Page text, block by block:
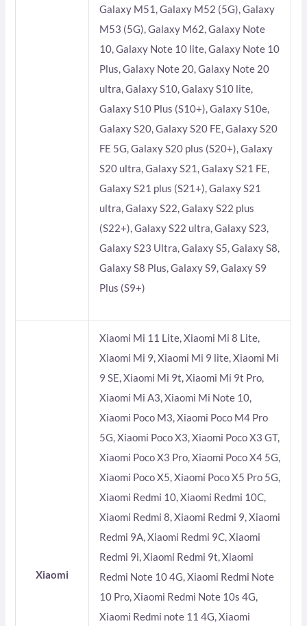
Galaxy M51, Galaxy M52 (5G), Galaxy
M53 (5G), Galaxy M62, Galaxy Note
10, Galaxy Note 10 lite, Galaxy Note 10
Plus, Galaxy Note 20, Galaxy Note 20
ultra, Galaxy S10, Galaxy S10 lite,
Galaxy S10 Plus (S10+), Galaxy S10e,
Galaxy S20, Galaxy S20 FE, Galaxy S20
FE 5G, Galaxy S20 plus (S20+), Galaxy
S20 ultra, Galaxy S21, Galaxy S21 FE,
Galaxy S21 plus (S21+), Galaxy S21
ultra, Galaxy S22, Galaxy S22 plus
(S22+), Galaxy S22 ultra, Galaxy S23,
Galaxy S23 Ultra, Galaxy S5, Galaxy S8,
Galaxy S8 Plus, Galaxy S9, Galaxy S9
Plus (S9+)
Xiaomi
Xiaomi Mi 11 Lite, Xiaomi Mi 8 Lite,
Xiaomi Mi 9, Xiaomi Mi 9 lite, Xiaomi Mi
9 SE, Xiaomi Mi 9t, Xiaomi Mi 9t Pro,
Xiaomi Mi A3, Xiaomi Mi Note 10,
Xiaomi Poco M3, Xiaomi Poco M4 Pro
5G, Xiaomi Poco X3, Xiaomi Poco X3 GT,
Xiaomi Poco X3 Pro, Xiaomi Poco X4 5G,
Xiaomi Poco X5, Xiaomi Poco X5 Pro 5G,
Xiaomi Redmi 10, Xiaomi Redmi 10C,
Xiaomi Redmi 8, Xiaomi Redmi 9, Xiaomi
Redmi 9A, Xiaomi Redmi 9C, Xiaomi
Redmi 9i, Xiaomi Redmi 9t, Xiaomi
Redmi Note 10 4G, Xiaomi Redmi Note
10 Pro, Xiaomi Redmi Note 10s 4G,
Xiaomi Redmi note 11 4G, Xiaomi